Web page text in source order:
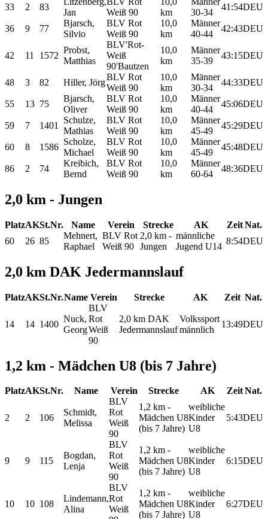
33 2 83
Jan
Weiß 90
km
30-34
41:54DEU
36 9 77
Bjarsch,
Silvio
BLV Rot
Weiß 90
10,0
km
Männer
40-44
42:43DEU
42 11 1572
Probst,
Matthias
BLV'Rot-
Weiß
90'Bautzen
10,0
km
Männer
35-39
43:15DEU
48 3 82 Hiller, Jörg
BLV Rot
Weiß 90
10,0
km
Männer
30-34
44:33DEU
55 13 75
Bjarsch,
Oliver
BLV Rot
Weiß 90
10,0
km
Männer
40-44
45:06DEU
59 7 1401
Schulze,
Mathias
BLV Rot
Weiß 90
10,0
km
Männer
45-49
45:29DEU
60 8 1586
Scholze,
Michael
BLV Rot
Weiß 90
10,0
km
Männer
45-49
45:48DEU
86 2 74
Kreibich,
Bernd
BLV Rot
Weiß 90
10,0
km
Männer
60-64
48:36DEU
2,0 km - Jungen
PlatzAKSt.Nr. Name Verein Strecke AK Zeit Nat.
60
26 85
Mehnert,
Raphael
BLV Rot
Weiß 90
2,0 km -
Jungen
männliche
Jugend U14
8:54DEU
2,0 km DAK Jedermannslauf
PlatzAKSt.Nr.Name Verein Strecke AK Zeit Nat.
14 14 1400
Nuck,
Georg
BLV
Rot
Weiß
90
2,0 km DAK
Jedermannslauf
Volkssport
männlich
13:49DEU
1,2 km - Mädchen U8 (bis 7 Jahre)
PlatzAKSt.Nr. Name Verein Strecke AK Zeit Nat.
2 2 106
Schmidt,
Melissa
BLV
Rot
Weiß
90
1,2 km -
Mädchen U8
(bis 7 Jahre)
weibliche
Kinder
U8
5:43DEU
9 9 115
Bogdan,
Lenja
BLV
Rot
Weiß
90
1,2 km -
Mädchen U8
(bis 7 Jahre)
weibliche
Kinder
U8
6:15DEU
10 10 108
Lindemann,
Alina
BLV
Rot
Weiß
1,2 km -
Mädchen U8
(bis 7 Jahre)
weibliche
Kinder
U8
6:27DEU